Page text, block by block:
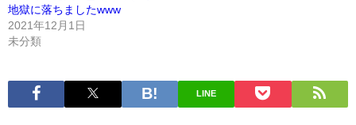
地獄に落ちましたwww
2021年12月1日
未分類
LINE